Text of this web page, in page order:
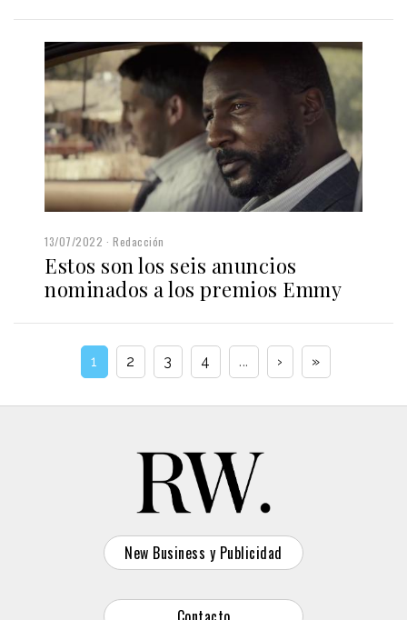
13/07/2022 Redacción
Estos son los seis anuncios
nominados a los premios Emmy
1 2 3 4 ... › »
New Business y Publicidad